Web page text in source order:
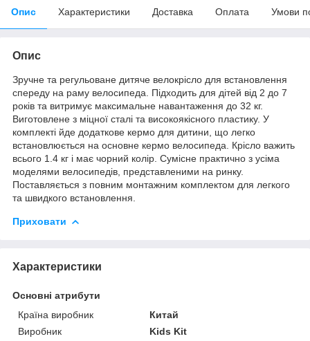
Опис Характеристики Доставка Оплата Умови
Опис
Зручне та регульоване дитяче велокрісло для встановлення
спереду на раму велосипеда. Підходить для дітей від 2 до 7
років та витримує максимальне навантаження до 32 кг.
Виготовлене з міцної сталі та високоякісного пластику. У
комплекті йде додаткове кермо для дитини, що легко
встановлюється на основне кермо велосипеда. Крісло важить
всього 1.4 кг і має чорний колір. Сумісне практично з усіма
моделями велосипедів, представленими на ринку.
Поставляється з повним монтажним комплектом для легкого
та швидкого встановлення.
Приховати
Характеристики
Основні атрибути
Країна виробник
Китай
Виробник
Kids Kit